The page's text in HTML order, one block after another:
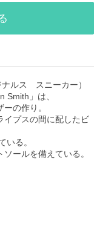
ルス スニーカー）
Smith」は、
の作り。
イプスの間に配したビ
いる。
ールを備えている。